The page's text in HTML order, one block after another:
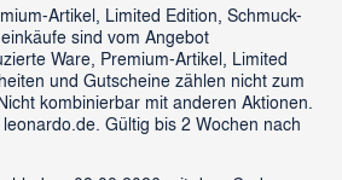
Artikel, Limited Edition, Schmuck-
sind vom Angebot
Ware, Premium-Artikel, Limited
und Gutscheine zählen nicht zum
kombinierbar mit anderen Aktionen.
Gültig bis 2 Wochen nach